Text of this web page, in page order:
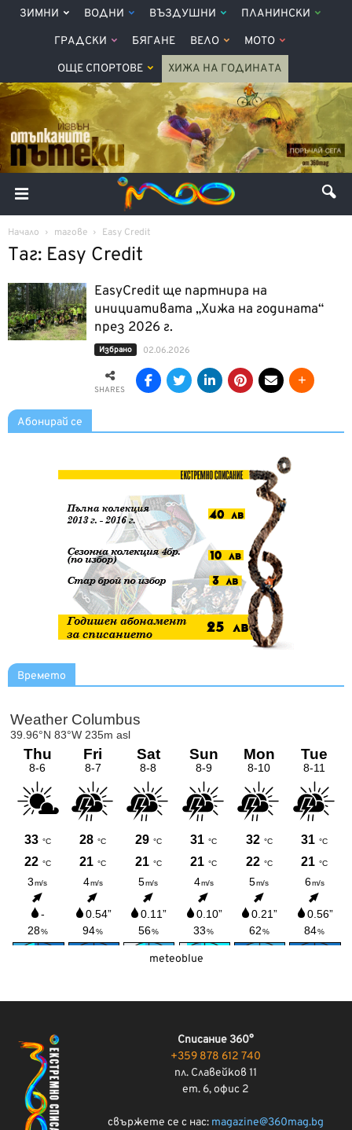
ЗИМНИ ВОДНИ ВЪЗДУШНИ ПЛАНИНСКИ
ГРАДСКИ БЯГАНЕ ВЕЛО МОТО
ОЩЕ СПОРТОВЕ ХИЖА НА ГОДИНАТА
Начало тагове Easy Credit
Таг: Easy Credit
EasyCredit ще партнира на
инициативата „Хижа на годината“
през 2026 г.
Избрано 02.06.2026
SHARES
Абонирай се
Времето
meteoblue
Списание 360°
+359 878 612 740
пл. Славейков 11
ет. 6, офис 2
свържете се с нас: magazine@360mag.bg